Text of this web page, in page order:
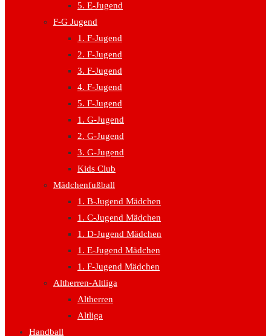
5. E-Jugend
F-G Jugend
1. F-Jugend
2. F-Jugend
3. F-Jugend
4. F-Jugend
5. F-Jugend
1. G-Jugend
2. G-Jugend
3. G-Jugend
Kids Club
Mädchenfußball
1. B-Jugend Mädchen
1. C-Jugend Mädchen
1. D-Jugend Mädchen
1. E-Jugend Mädchen
1. F-Jugend Mädchen
Altherren-Altliga
Altherren
Altliga
Handball